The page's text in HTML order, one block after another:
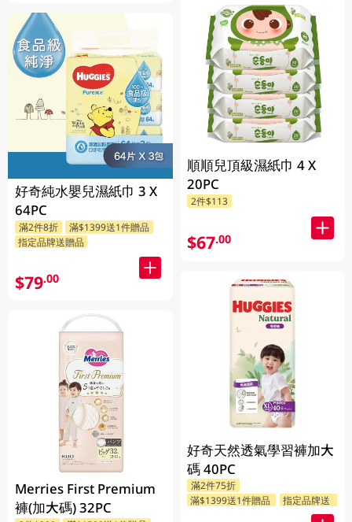
好奇純水嬰兒濕紙巾 3 X
64PC
滿2件8折
滿$1399送1件贈品
指定品牌送贈品
$79.00
Merries First Premium
褲(加大碼) 32PC
順順兒頂級濕紙巾 4 X
20PC
2件$113
$67.00
好奇天然透氣學習褲加大
碼 40PC
滿2件75折
滿$1399送1件贈品
指定品牌送贈品